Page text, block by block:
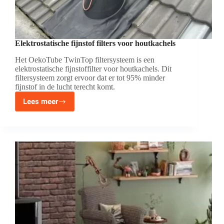
Elektrostatische fijnstof filters voor houtkachels
Het OekoTube TwinTop filtersysteem is een
elektrostatische fijnstoffilter voor houtkachels. Dit
filtersysteem zorgt ervoor dat er tot 95% minder
fijnstof in de lucht terecht komt.
Lees meerElektrostatische
fijnstof
houtkachels